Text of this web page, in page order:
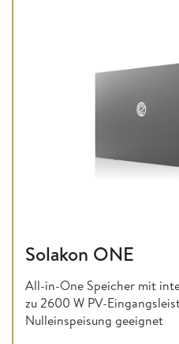
Solakon ONE
All-in-One Speicher mit
zu 2600 W PV-
Nulleinspeisung geeignet